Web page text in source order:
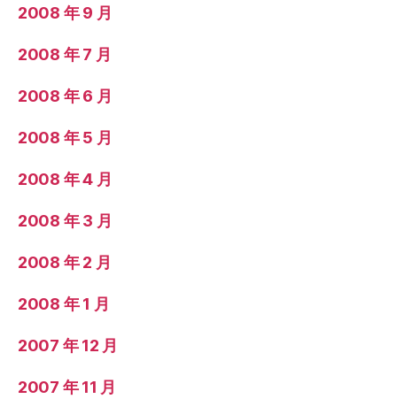
2008 年 9 月
2008 年 7 月
2008 年 6 月
2008 年 5 月
2008 年 4 月
2008 年 3 月
2008 年 2 月
2008 年 1 月
2007 年 12 月
2007 年 11 月